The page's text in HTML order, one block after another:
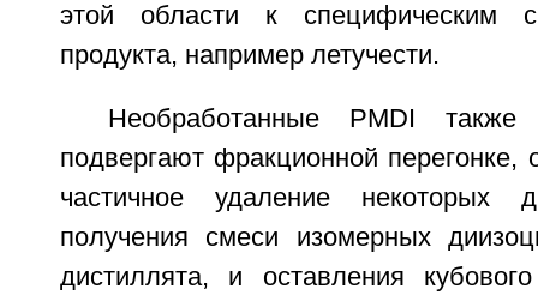
этой области к специфическим
продукта, например летучести.
Необработанные PMDI также
подвергают фракционной
частичное удаление некоторых
получения смеси изомерных
дистиллята, и оставления